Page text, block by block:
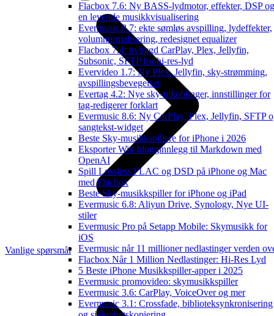
Flacbox 7.6: Ny BASS-lydmotor, effekter, DSP og
en levende musikkvisualisering
Evermusic 8.7: ekte sømløs avspilling, lydeffekter,
volumnormalisering, redesignet equalizer
Flacbox 7.4: nybygd CarPlay, Plex, Jellyfin,
Subsonic, SFTP for hi-res-lyd
Evervideo 1.7: Ny Plex, Jellyfin, sky-strømming,
avspillingsbevegelser
Evertag 4.2: Nye sky-tilkoblinger, innstillinger for
tag-redigerer forklart
Evermusic 8.6: Ny CarPlay, Plex, Jellyfin, SFTP
sangtekst-widget
Beste Sky-musikkspillere for iPhone i 2026
Eksporter Wix-blogginnlegg til Markdown med
OpenAI
Spill Lossless FLAC og DSD på iPhone og Mac
med Flacbox
Beste Sky-musikkspiller for iPhone og iPad
Evermusic 6.8: Aliyun Drive, Synology, Nye UI-
stiler
Evermusic Pro på Setapp Mobile: Skymusikk for
iOS
Evermusic når 11 millioner nedlastinger verden
Flacbox Når 1 Million Nedlastinger: Hi-Res Lyd
5 Beste iPhone Musikkspiller-apper i 2025
Evermusic promovideo: skymusikkspiller
Evermusic 3.6: CarPlay, VoiceOver og mer
Evermusic 3.1: Crossfade, biblioteksynkronisering
Vanlige spørsmål